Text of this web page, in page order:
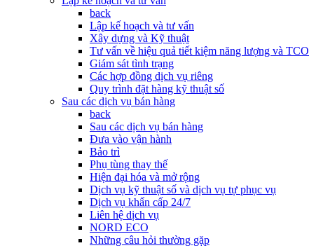
back
Lập kế hoạch và tư vấn
Xây dựng và Kỹ thuật
Tư vấn về hiệu quả tiết kiệm năng lượng và TCO
Giám sát tình trạng
Các hợp đồng dịch vụ riêng
Quy trình đặt hàng kỹ thuật số
Sau các dịch vụ bán hàng
back
Sau các dịch vụ bán hàng
Đưa vào vận hành
Bảo trì
Phụ tùng thay thế
Hiện đại hóa và mở rộng
Dịch vụ kỹ thuật số và dịch vụ tự phục vụ
Dịch vụ khẩn cấp 24/7
Liên hệ dịch vụ
NORD ECO
Những câu hỏi thường gặp